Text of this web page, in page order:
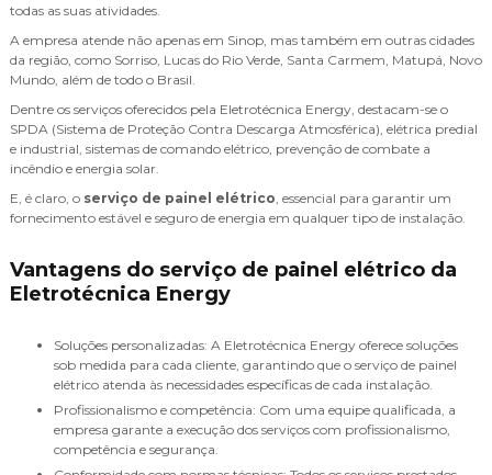
todas as suas atividades.
A empresa atende não apenas em Sinop, mas também em outras cidades
da região, como Sorriso, Lucas do Rio Verde, Santa Carmem, Matupá, Novo
Mundo, além de todo o Brasil.
Dentre os serviços oferecidos pela Eletrotécnica Energy, destacam-se o
SPDA (Sistema de Proteção Contra Descarga Atmosférica), elétrica predial
e industrial, sistemas de comando elétrico, prevenção de combate a
incêndio e energia solar.
E, é claro, o serviço de painel elétrico, essencial para garantir um
fornecimento estável e seguro de energia em qualquer tipo de instalação.
Vantagens do serviço de painel elétrico da
Eletrotécnica Energy
Soluções personalizadas: A Eletrotécnica Energy oferece soluções
sob medida para cada cliente, garantindo que o serviço de painel
elétrico atenda às necessidades específicas de cada instalação.
Profissionalismo e competência: Com uma equipe qualificada, a
empresa garante a execução dos serviços com profissionalismo,
competência e segurança.